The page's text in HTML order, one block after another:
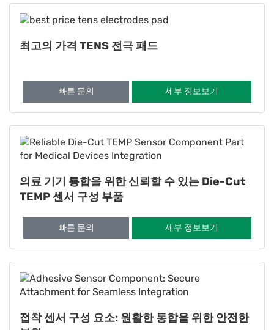
최고의 가격 TENS 전극 패드
빠른 문의 세부 정보보기
의료 기기 통합을 위한 신뢰할 수 있는 Die-Cut
TEMP 센서 구성 부품
빠른 문의 세부 정보보기
접착 센서 구성 요소: 원활한 통합을 위한 안전한